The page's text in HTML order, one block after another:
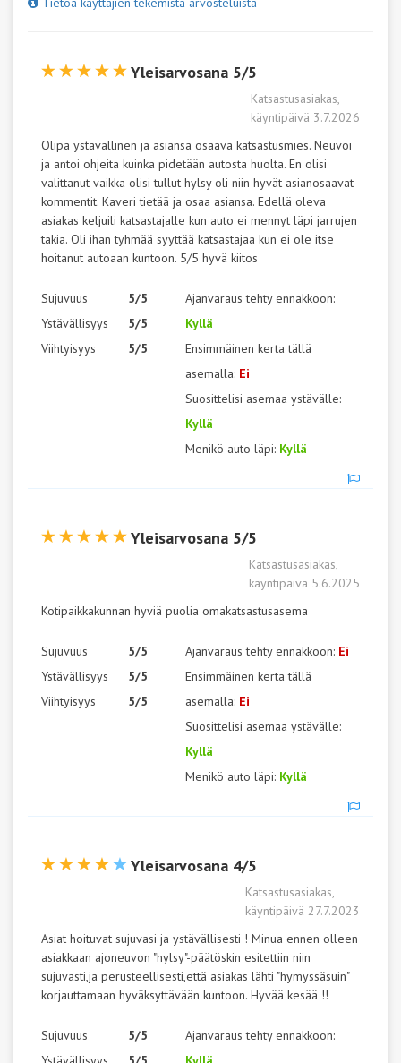
Yleisarvosana 5/5
Katsastusasiakas,
käyntipäivä 3.7.2026
Olipa ystävällinen ja asiansa osaava katsastusmies. Neuvoi
ja antoi ohjeita kuinka pidetään autosta huolta. En olisi
valittanut vaikka olisi tullut hylsy oli niin hyvät asianosaavat
kommentit. Kaveri tietää ja osaa asiansa. Edellä oleva
asiakas keljuili katsastajalle kun auto ei mennyt läpi jarrujen
takia. Oli ihan tyhmää syyttää katsastajaa kun ei ole itse
hoitanut autoaan kuntoon. 5/5 hyvä kiitos
Sujuvuus
Ystävällisyys
Viihtyisyys
5/5
5/5
5/5
Ajanvaraus tehty ennakkoon:
Kyllä
Ensimmäinen kerta tällä
asemalla: Ei
Suosittelisi asemaa ystävälle:
Kyllä
Menikö auto läpi: Kyllä
Yleisarvosana 5/5
Katsastusasiakas,
käyntipäivä 5.6.2025
Kotipaikkakunnan hyviä puolia omakatsastusasema
Sujuvuus
Ystävällisyys
Viihtyisyys
5/5
5/5
5/5
Ajanvaraus tehty ennakkoon: Ei
Ensimmäinen kerta tällä
asemalla: Ei
Suosittelisi asemaa ystävälle:
Kyllä
Menikö auto läpi: Kyllä
Yleisarvosana 4/5
Katsastusasiakas,
käyntipäivä 27.7.2023
Asiat hoituvat sujuvasi ja ystävällisesti ! Minua ennen olleen
asiakkaan ajoneuvon "hylsy"-päätöskin esitettiin niin
sujuvasti,ja perusteellisesti,että asiakas lähti "hymyssäsuin"
korjauttamaan hyväksyttävään kuntoon. Hyvää kesää !!
Sujuvuus
5/5
Ajanvaraus tehty ennakkoon: